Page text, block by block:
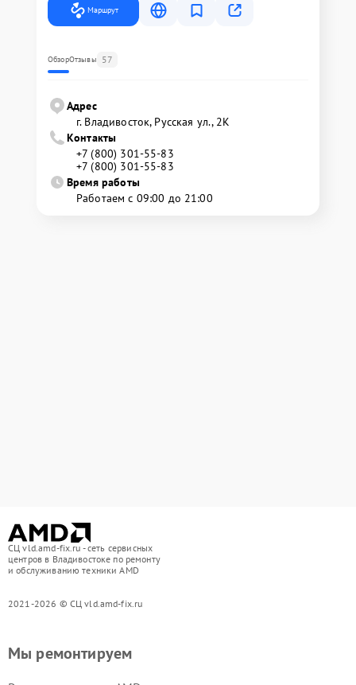
Маршрут
ОбзорОтзывы 57
Адрес
г. Владивосток, Русская ул., 2К
Контакты
+7 (800) 301-55-83
+7 (800) 301-55-83
Время работы
Работаем с 09:00 до 21:00
СЦ vld.amd-fix.ru - сеть сервисных
центров в Владивостоке по ремонту
и обслуживанию техники AMD
2021-2026 © СЦ vld.amd-fix.ru
Мы ремонтируем